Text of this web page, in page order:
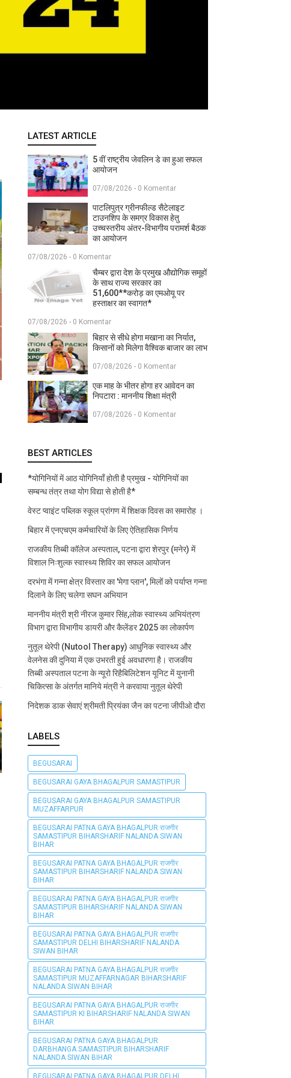
LATEST ARTICLE
5 वीं राष्ट्रीय जेवलिन डे का हुआ सफल
आयोजन
07/08/2026 - 0 Komentar
पाटलिपुत्र ग्रीनफील्ड सैटेलाइट
टाउनशिप के समग्र विकास हेतु
उच्चस्तरीय अंतर-विभागीय परामर्श बैठक
का आयोजन
07/08/2026 - 0 Komentar
चैम्बर द्वारा देश के प्रमुख औद्योगिक समूहों
के साथ राज्य सरकार का
51,600**करोड़ का एमओयू पर
हस्ताक्षर का स्वागत*
07/08/2026 - 0 Komentar
बिहार से सीधे होगा मखाना का निर्यात,
किसानों को मिलेगा वैश्विक बाजार का लाभ
07/08/2026 - 0 Komentar
एक माह के भीतर होगा हर आवेदन का
निपटारा : माननीय शिक्षा मंत्री
07/08/2026 - 0 Komentar
BEST ARTICLES
*योगिनियों में आठ योगिनियाँ होती है प्रमुख - योगिनियों का
सम्बन्ध तंत्र तथा योग विद्या से होती है*
वेस्ट प्वाइंट पब्लिक स्कूल प्रांगण में शिक्षक दिवस का समारोह ।
बिहार में एनएचएम कर्मचारियों के लिए ऐतिहासिक निर्णय
राजकीय तिब्बी कॉलेज अस्पताल, पटना द्वारा शेरपुर (मनेर) में
विशाल निःशुल्क स्वास्थ्य शिविर का सफल आयोजन
दरभंगा में गन्ना क्षेत्र विस्तार का 'मेगा प्लान', मिलों को पर्याप्त गन्ना
दिलाने के लिए चलेगा सघन अभियान
माननीय मंत्री श्री नीरज कुमार सिंह,लोक स्वास्थ्य अभियंत्रण
विभाग द्वारा विभागीय डायरी और कैलेंडर 2025 का लोकार्पण
नुतूल थेरेपी (Nutool Therapy) आधुनिक स्वास्थ्य और
वेलनेस की दुनिया में एक उभरती हुई अवधारणा है। राजकीय
तिब्बी अस्पताल पटना के न्यूरो रिहैबिलिटेशन यूनिट में युनानी
चिकित्सा के अंतर्गत मानिये मंत्री ने करवाया नुतूल थेरेपी
निदेशक डाक सेवाएं श्रीमती प्रियंका जैन का पटना जीपीओ दौरा
LABELS
BEGUSARAI
BEGUSARAI GAYA BHAGALPUR SAMASTIPUR
BEGUSARAI GAYA BHAGALPUR SAMASTIPUR
MUZAFFARPUR
BEGUSARAI PATNA GAYA BHAGALPUR राजगीर
SAMASTIPUR BIHARSHARIF NALANDA SIWAN
BIHAR
BEGUSARAI PATNA GAYA BHAGALPUR राजगीर
SAMASTIPUR BIHARSHARIF NALANDA SIWAN
BIHAR
BEGUSARAI PATNA GAYA BHAGALPUR राजगीर
SAMASTIPUR BIHARSHARIF NALANDA SIWAN
BIHAR
BEGUSARAI PATNA GAYA BHAGALPUR राजगीर
SAMASTIPUR DELHI BIHARSHARIF NALANDA
SIWAN BIHAR
BEGUSARAI PATNA GAYA BHAGALPUR राजगीर
SAMASTIPUR MUZAFFARNAGAR BIHARSHARIF
NALANDA SIWAN BIHAR
BEGUSARAI PATNA GAYA BHAGALPUR राजगीर
SAMASTIPUR KI BIHARSHARIF NALANDA SIWAN
BIHAR
BEGUSARAI PATNA GAYA BHAGALPUR
DARBHANGA SAMASTIPUR BIHARSHARIF
NALANDA SIWAN BIHAR
BEGUSARAI PATNA GAYA BHAGALPUR DELHI